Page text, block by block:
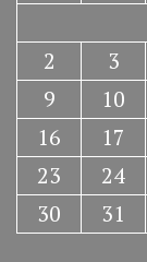
2
3
9
10
16
17
23
24
30
31